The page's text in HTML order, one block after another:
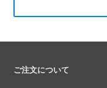
ご注文について